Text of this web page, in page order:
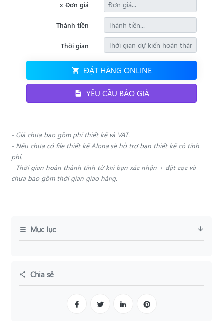
x Đơn giá
Thành tiền
Thời gian
ĐẶT HÀNG ONLINE
YÊU CẦU BÁO GIÁ
- Giá chưa bao gồm phí thiết kế và VAT.
- Nếu chưa có file thiết kế Alona sẽ hỗ trợ bạn thiết kế có tính
phí.
- Thời gian hoàn thành tính từ khi bạn xác nhận + đặt cọc và
chưa bao gồm thời gian giao hàng.
Mục lục
Chia sẻ